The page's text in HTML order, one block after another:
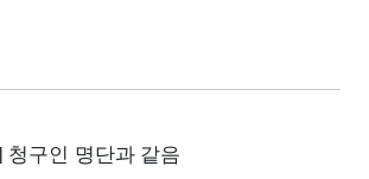
청구인 명단과 같음